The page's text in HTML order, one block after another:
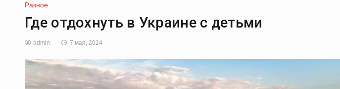
Разное
Где отдохнуть в Украине с детьми
admin 7 мая, 2024